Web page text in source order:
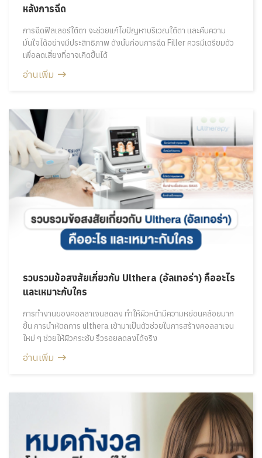
หลังการฉีด
การฉีดฟิลเลอร์ใต้ตา จะช่วยแก้ไขปัญหาบริเวณใต้ตา และคืนความ
มั่นใจได้อย่างมีประสิทธิภาพ ดังนั้นก่อนการฉีด Filler ควรมีเตรียมตัว
เพื่อลดเสี่ยงที่อาจเกิดขึ้นได้
อ่านเพิ่ม
รวบรวมข้อสงสัยเกี่ยวกับ Ulthera (อัลเทอร่า) คืออะไร
และเหมาะกับใคร
การทำงานของคอลลาเจนลดลง ทำให้ผิวหน้ามีความหย่อนคล้อยมาก
ขึ้น การนำหัตถการ ulthera เข้ามาเป็นตัวช่วยในการสร้างคอลลาเจน
ใหม่ ๆ ช่วยให้ผิวกระชับ ริ้วรอยลดลงได้จริง
อ่านเพิ่ม